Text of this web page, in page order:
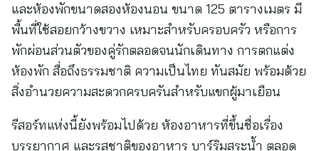
และห้องพักขนาดสองห้องนอน ขนาด 125 ตารางเมตร มี
พื้นที่ใช้สอยกว้างขวาง เหมาะสำหรับครอบครัว หรือการ
พักผ่อนส่วนตัวของคู่รักตลอดจนนักเดินทาง การตกแต่ง
ห้องพัก สื่อถึงธรรมชาติ ความเป็นไทย ทันสมัย พร้อมด้วย
สิ่งอำนวยความสะดวกครบครันสำหรับแขกผู้มาเยือน
รีสอร์ทแห่งนี้ยังพร้อมไปด้วย ห้องอาหารที่ขึ้นชื่อเรื่อง
บรรยากาศ และรสชาติของอาหาร บาร์ริมสระน้ำ ตลอด